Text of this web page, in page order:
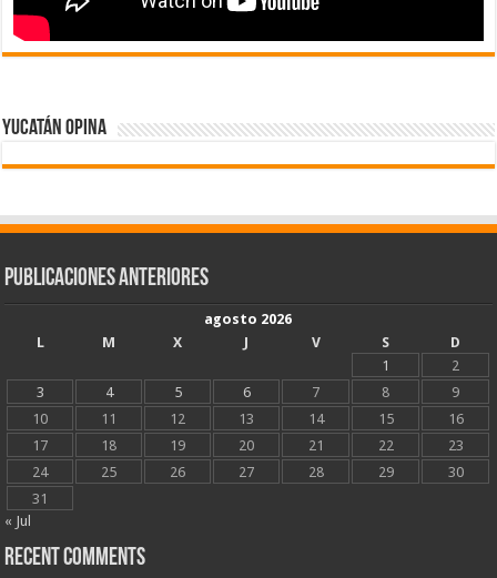
Yucatán Opina
Publicaciones Anteriores
agosto 2026
L
M X J V S
D
1
2
3
4 5 6 7 8
9
10
11 12 13 14 15
16
17
18 19 20 21 22
23
24
25 26 27 28 29
30
31
« Jul
Recent Comments